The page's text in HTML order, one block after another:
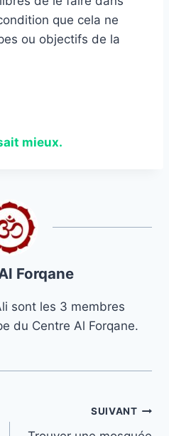
que cela ne
ou objectifs de la
mieux.
Forqane
sont les 3 membres
du Centre Al Forqane.
SUIVANT